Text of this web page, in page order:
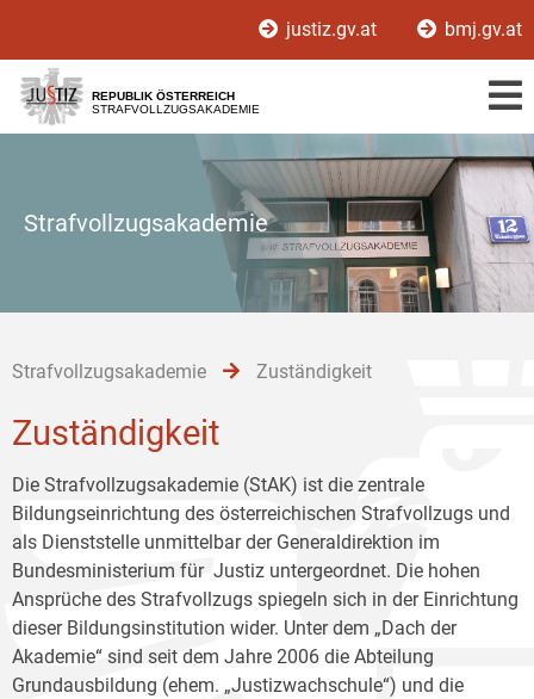
[1]
[2]
[3]
justiz.gv.at bmj.gv.at
REPUBLIK ÖSTERREICH
STRAFVOLLZUGSAKADEMIE
Strafvollzugsakademie
Strafvollzugsakademie Zuständigkeit
Zuständigkeit
Die Strafvollzugsakademie (StAK) ist die zentrale
Bildungseinrichtung des österreichischen Strafvollzugs und
als Dienststelle unmittelbar der Generaldirektion im
Bundesministerium für Justiz untergeordnet. Die hohen
Ansprüche des Strafvollzugs spiegeln sich in der Einrichtung
dieser Bildungsinstitution wider. Unter dem „Dach der
Akademie“ sind seit dem Jahre 2006 die Abteilung
Grundausbildung (ehem. „Justizwachschule“) und die